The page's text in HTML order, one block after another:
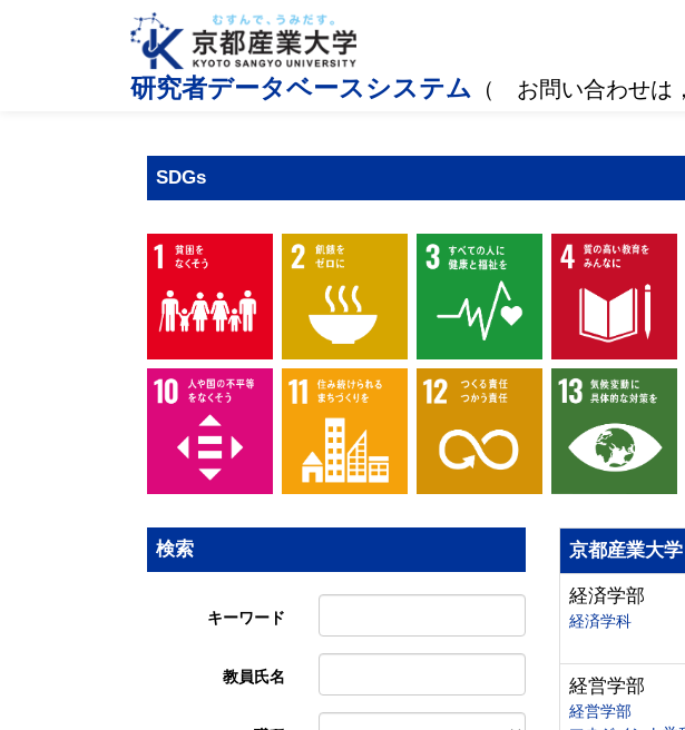
研究者データベースシステム （ お問い合わせは
SDGs
検索
キーワード
教員氏名
京都産業大学
経済学部
経済学科
経営学部
経営学部